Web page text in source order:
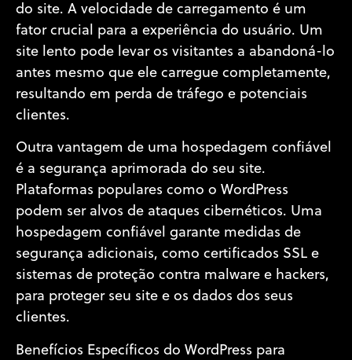
do site. A velocidade de carregamento é um
fator crucial para a experiência do usuário. Um
site lento pode levar os visitantes a abandoná-lo
antes mesmo que ele carregue completamente,
resultando em perda de tráfego e potenciais
clientes.
Outra vantagem de uma hospedagem confiável
é a segurança aprimorada do seu site.
Plataformas populares como o WordPress
podem ser alvos de ataques cibernéticos. Uma
hospedagem confiável garante medidas de
segurança adicionais, como certificados SSL e
sistemas de proteção contra malware e hackers,
para proteger seu site e os dados dos seus
clientes.
Benefícios Específicos do WordPress para